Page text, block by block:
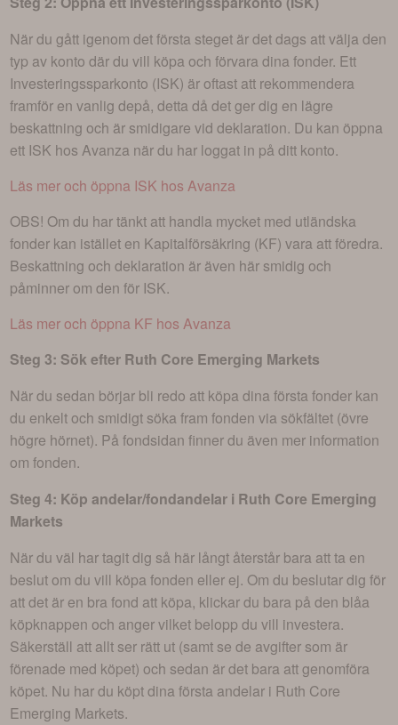
När du gått igenom det första steget är det dags att välja den
typ av konto där du vill köpa och förvara dina fonder. Ett
Investeringssparkonto (ISK) är oftast att rekommendera
framför en vanlig depå, detta då det ger dig en lägre
beskattning och är smidigare vid deklaration. Du kan öppna
ett ISK hos Avanza när du har loggat in på ditt konto.
Läs mer och öppna ISK hos Avanza
OBS! Om du har tänkt att handla mycket med utländska
fonder kan istället en Kapitalförsäkring (KF) vara att föredra.
Beskattning och deklaration är även här smidig och
påminner om den för ISK.
Läs mer och öppna KF hos Avanza
Steg 3: Sök efter Ruth Core Emerging Markets
När du sedan börjar bli redo att köpa dina första fonder kan
du enkelt och smidigt söka fram fonden via sökfältet (övre
högre hörnet). På fondsidan finner du även mer information
om fonden.
Steg 4: Köp andelar/fondandelar i Ruth Core Emerging
Markets
När du väl har tagit dig så här långt återstår bara att ta en
beslut om du vill köpa fonden eller ej. Om du beslutar dig för
att det är en bra fond att köpa, klickar du bara på den blåa
köpknappen och anger vilket belopp du vill investera.
Säkerställ att allt ser rätt ut (samt se de avgifter som är
förenade med köpet) och sedan är det bara att genomföra
köpet. Nu har du köpt dina första andelar i Ruth Core
Emerging Markets.